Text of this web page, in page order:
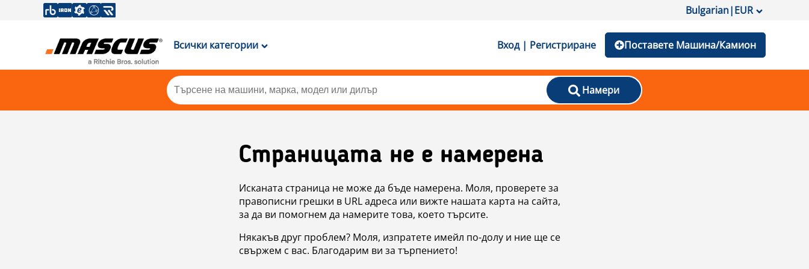
Bulgarian|EUR
Всички категории Вход | Регистриране Поставете Машина/Камион
Намери
Страницата не е намерена
Исканата страница не може да бъде намерена. Моля, проверете за
правописни грешки в URL адреса или вижте нашата карта на сайта,
за да ви помогнем да намерите това, което търсите.
Някакъв друг проблем? Моля, изпратете имейл по-долу и ние ще се
свържем с вас. Благодарим ви за търпението!